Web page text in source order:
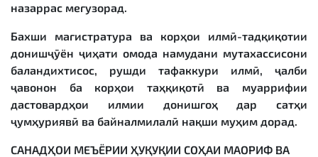
назаррас мегузорад.
Бахши магистратура ва корҳои илмӣ-тадқиқотии
донишҷӯён ҷиҳати омода намудани мутахассисони
баландихтисос, рушди тафаккури илмӣ, ҷалби
ҷавонон ба корҳои таҳқиқотӣ ва муаррифии
дастовардҳои илмии донишгоҳ дар сатҳи
ҷумҳуриявӣ ва байналмилалӣ нақши муҳим дорад.
САНАДҲОИ МЕЪЁРИИ ҲУҚУҚИИ СОҲАИ МАОРИФ ВА